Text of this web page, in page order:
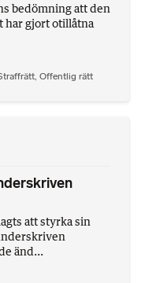
bedömning att den
har gjort otillåtna
, Offentlig rätt
att styrka sin
änd...